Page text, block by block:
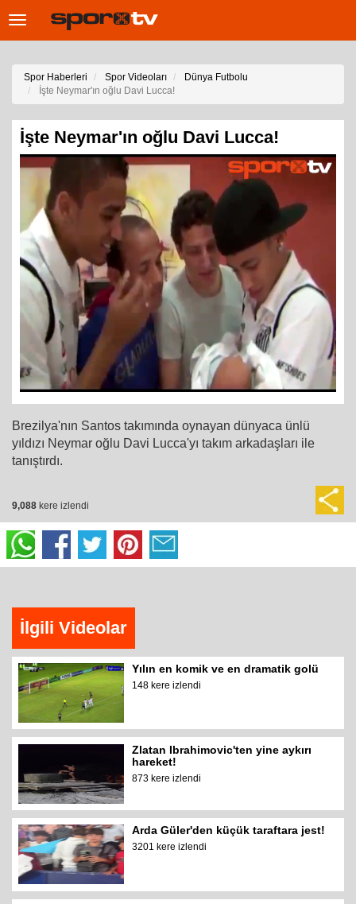
Toggle
Spor Haberleri Spor Videoları
Dünya Futbolu
İşte Neymar'ın oğlu Davi Lucca!
İşte Neymar'ın oğlu Davi Lucca!
Brezilya'nın Santos takımında oynayan dünyaca ünlü
yıldızı Neymar oğlu Davi Lucca'yı takım arkadaşları ile
tanıştırdı.
9,088 kere izlendi
İlgili Videolar
Yılın en komik ve en dramatik golü
148 kere izlendi
Zlatan Ibrahimovic'ten yine aykırı
hareket!
873 kere izlendi
Arda Güler'den küçük taraftara jest!
3201 kere izlendi